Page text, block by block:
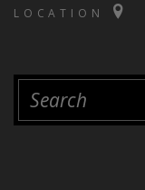
LOCATION